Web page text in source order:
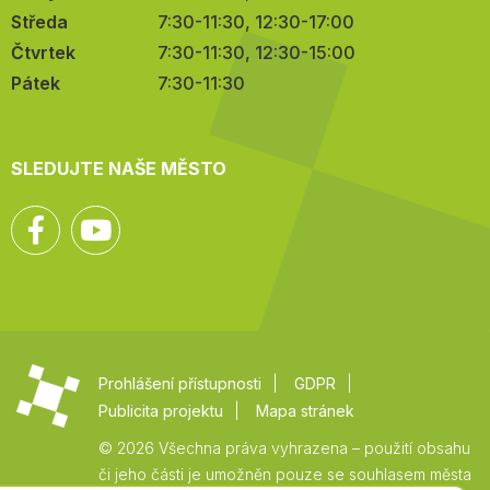
Středa
7:30-11:30, 12:30-17:00
Čtvrtek
7:30-11:30, 12:30-15:00
Pátek
7:30-11:30
SLEDUJTE NAŠE MĚSTO
Facebook
Prohlášení přístupnosti
GDPR
Publicita projektu
Mapa stránek
© 2026 Všechna práva vyhrazena – použití obsahu
či jeho části je umožněn pouze se souhlasem města